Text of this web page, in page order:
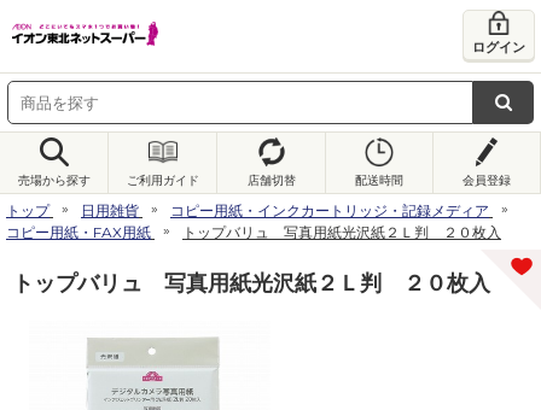
ログイン
売場から探す ご利用ガイド 店舗切替 配送時間 会員登録
トップ 日用雑貨
コピー用紙・インクカートリッジ・記録メディア
コピー用紙・FAX用紙
トップバリュ 写真用紙光沢紙２Ｌ判 ２０枚入
トップバリュ 写真用紙光沢紙２Ｌ判 ２０枚入